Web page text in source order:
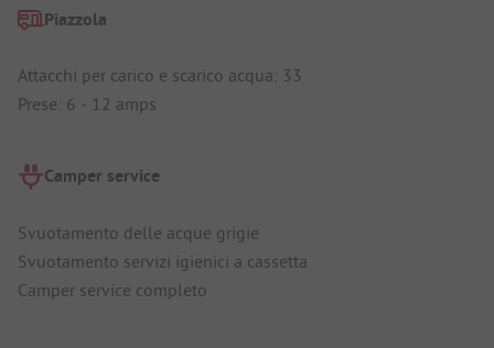
Piazzola
Attacchi per carico e scarico acqua: 33
Prese: 6 - 12 amps
Camper service
Svuotamento delle acque grigie
Svuotamento servizi igienici a cassetta
Camper service completo